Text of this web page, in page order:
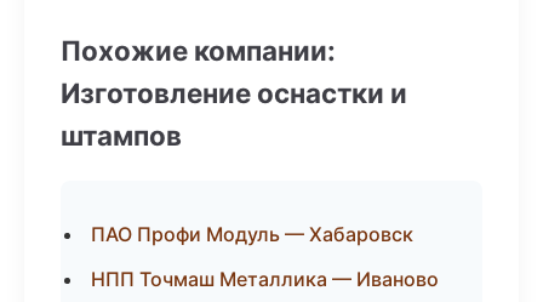
Похожие компании:
Изготовление оснастки и
штампов
ПАО Профи Модуль — Хабаровск
НПП Точмаш Металлика — Иваново